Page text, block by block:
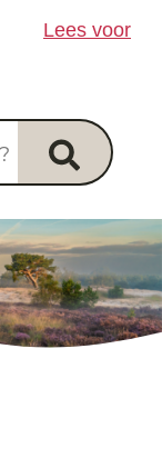
Lees voor